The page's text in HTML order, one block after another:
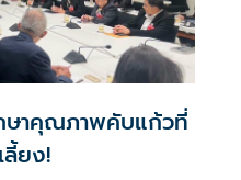
าคุณภาพคับแก้วที่
ลี้ยง!